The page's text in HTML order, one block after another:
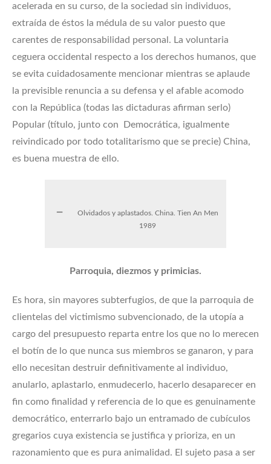
acelerada en su curso, de la sociedad sin individuos,
extraída de éstos la médula de su valor puesto que
carentes de responsabilidad personal. La voluntaria
ceguera occidental respecto a los derechos humanos, que
se evita cuidadosamente mencionar mientras se aplaude
la previsible renuncia a su defensa y el afable acomodo
con la República (todas las dictaduras afirman serlo)
Popular (título, junto con Democrática, igualmente
reivindicado por todo totalitarismo que se precie) China,
es buena muestra de ello.
Olvidados y aplastados. China. Tien An Men
1989
Parroquia, diezmos y primicias.
Es hora, sin mayores subterfugios, de que la parroquia de
clientelas del victimismo subvencionado, de la utopía a
cargo del presupuesto reparta entre los que no lo merecen
el botín de lo que nunca sus miembros se ganaron, y para
ello necesitan destruir definitivamente al individuo,
anularlo, aplastarlo, enmudecerlo, hacerlo desaparecer en
fin como finalidad y referencia de lo que es genuinamente
democrático, enterrarlo bajo un entramado de cubículos
gregarios cuya existencia se justifica y prioriza, en un
razonamiento que es pura animalidad. El sujeto pasa a ser